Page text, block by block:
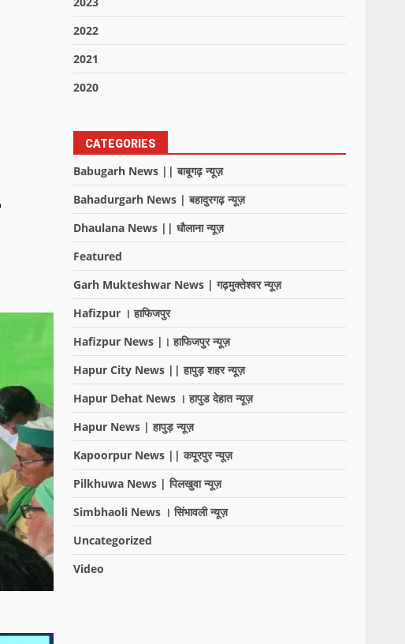
2022
2021
2020
CATEGORIES
Babugarh News || बाबूगढ़ न्यूज़
Bahadurgarh News | बहादुरगढ़ न्यूज़
Dhaulana News || धौलाना न्यूज़
Featured
Garh Mukteshwar News | गढ़मुक्तेश्वर न्यूज़
Hafizpur । हाफिजपुर
Hafizpur News |। हाफिजपुर न्यूज़
Hapur City News || हापुड़ शहर न्यूज़
Hapur Dehat News । हापुड देहात न्यूज़
Hapur News | हापुड़ न्यूज़
Kapoorpur News || कपूरपुर न्यूज़
Pilkhuwa News | पिलखुवा न्यूज़
Simbhaoli News । सिंभावली न्यूज़
Uncategorized
Video